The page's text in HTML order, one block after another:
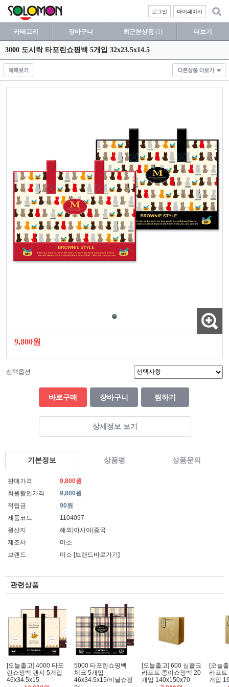
마이페이지
로그인
카테고리 장바구니 최근본상품 (1) 더보기
3000 도시락 타포린쇼핑백 5개입 32x23.5x14.5
9,800원
선택옵션
바로구매 장바구니 찜하기
상세정보 보기
기본정보 상품평 상품문의
판매가격
9,800원
회원할인가격
9,800원
적립금
90원
제품코드
1104097
원산지
해외|아시아|중국
제조사
미소
브랜드
미소 [브랜드바로가기]
관련상품
[오늘출고] 4000 타포
린쇼핑백 팬시 5개입
46x34.5x15
5000 타포린쇼핑백
체크 5개입
46x34.5x15/비닐쇼핑
[오늘출고] 600 심플크
라프트 종이쇼핑백 20
개입 140x150x70
[오늘
라프
개입